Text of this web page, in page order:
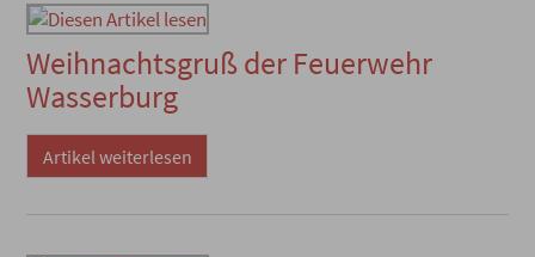
Weihnachtsgruß der Feuerwehr
Wasserburg
Artikel weiterlesen